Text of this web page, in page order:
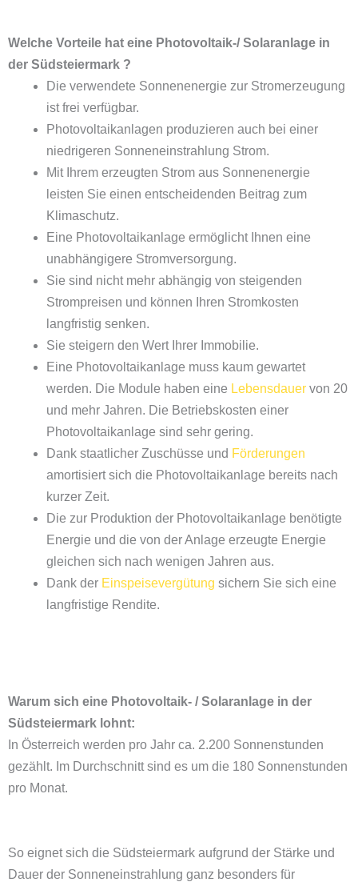
Welche Vorteile hat eine Photovoltaik-/ Solaranlage in
der Südsteiermark ?
Die verwendete Sonnenenergie zur Stromerzeugung
ist frei verfügbar.
Photovoltaikanlagen produzieren auch bei einer
niedrigeren Sonneneinstrahlung Strom.
Mit Ihrem erzeugten Strom aus Sonnenenergie
leisten Sie einen entscheidenden Beitrag zum
Klimaschutz.
Eine Photovoltaikanlage ermöglicht Ihnen eine
unabhängigere Stromversorgung.
Sie sind nicht mehr abhängig von steigenden
Strompreisen und können Ihren Stromkosten
langfristig senken.
Sie steigern den Wert Ihrer Immobilie.
Eine Photovoltaikanlage muss kaum gewartet
werden. Die Module haben eine Lebensdauer von 20
und mehr Jahren. Die Betriebskosten einer
Photovoltaikanlage sind sehr gering.
Dank staatlicher Zuschüsse und Förderungen
amortisiert sich die Photovoltaikanlage bereits nach
kurzer Zeit.
Die zur Produktion der Photovoltaikanlage benötigte
Energie und die von der Anlage erzeugte Energie
gleichen sich nach wenigen Jahren aus.
Dank der Einspeisevergütung sichern Sie sich eine
langfristige Rendite.
Warum sich eine Photovoltaik- / Solaranlage in der
Südsteiermark lohnt:
In Österreich werden pro Jahr ca. 2.200 Sonnenstunden
gezählt. Im Durchschnitt sind es um die 180 Sonnenstunden
pro Monat.
So eignet sich die Südsteiermark aufgrund der Stärke und
Dauer der Sonneneinstrahlung ganz besonders für